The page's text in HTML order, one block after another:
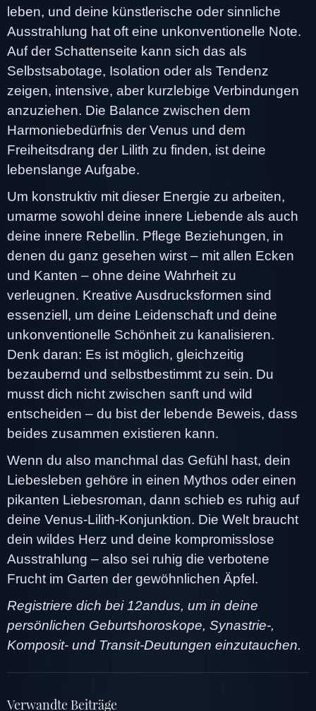
leben, und deine künstlerische oder sinnliche
Ausstrahlung hat oft eine unkonventionelle Note.
Auf der Schattenseite kann sich das als
Selbstsabotage, Isolation oder als Tendenz
zeigen, intensive, aber kurzlebige Verbindungen
anzuziehen. Die Balance zwischen dem
Harmoniebedürfnis der Venus und dem
Freiheitsdrang der Lilith zu finden, ist deine
lebenslange Aufgabe.
Um konstruktiv mit dieser Energie zu arbeiten,
umarme sowohl deine innere Liebende als auch
deine innere Rebellin. Pflege Beziehungen, in
denen du ganz gesehen wirst – mit allen Ecken
und Kanten – ohne deine Wahrheit zu
verleugnen. Kreative Ausdrucksformen sind
essenziell, um deine Leidenschaft und deine
unkonventionelle Schönheit zu kanalisieren.
Denk daran: Es ist möglich, gleichzeitig
bezaubernd und selbstbestimmt zu sein. Du
musst dich nicht zwischen sanft und wild
entscheiden – du bist der lebende Beweis, dass
beides zusammen existieren kann.
Wenn du also manchmal das Gefühl hast, dein
Liebesleben gehöre in einen Mythos oder einen
pikanten Liebesroman, dann schieb es ruhig auf
deine Venus-Lilith-Konjunktion. Die Welt braucht
dein wildes Herz und deine kompromisslose
Ausstrahlung – also sei ruhig die verbotene
Frucht im Garten der gewöhnlichen Äpfel.
Registriere dich bei 12andus, um in deine
persönlichen Geburtshoroskope, Synastrie-,
Komposit- und Transit-Deutungen einzutauchen.
Verwandte Beiträge